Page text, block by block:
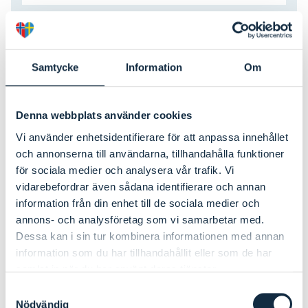
Samtycke Information Om
Denna webbplats använder cookies
Vi använder enhetsidentifierare för att anpassa innehållet
och annonserna till användarna, tillhandahålla funktioner
för sociala medier och analysera vår trafik. Vi
vidarebefordrar även sådana identifierare och annan
information från din enhet till de sociala medier och
annons- och analysföretag som vi samarbetar med.
Dessa kan i sin tur kombinera informationen med annan
information som du har tillhandahållit eller som de har
Nödvändig
Nätverksgrupper för ostron- och
algföretagare
Under det tidigare projektet Framtiden är Blå 2
Läs mer
Sveriges första marina kolonilott
Marint Gränsforum Skagerrak är ett
gränsregionalt projekt som finansieras av…